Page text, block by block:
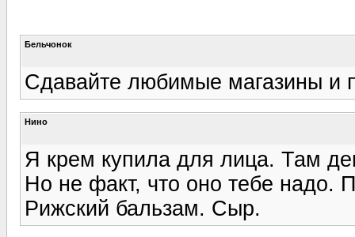
Бельчонок
Сдавайте любимые магазины и
Нино
Я крем купила для лица. Там
Но не факт, что оно тебе надо.
Рижский бальзам. Сыр.